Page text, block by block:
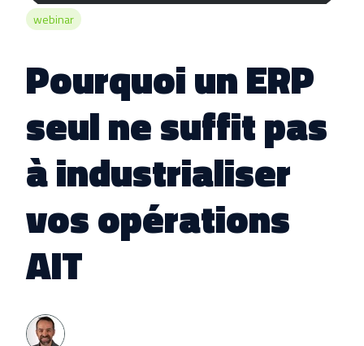
webinar
Pourquoi un ERP
seul ne suffit pas
à industrialiser
vos opérations
AIT